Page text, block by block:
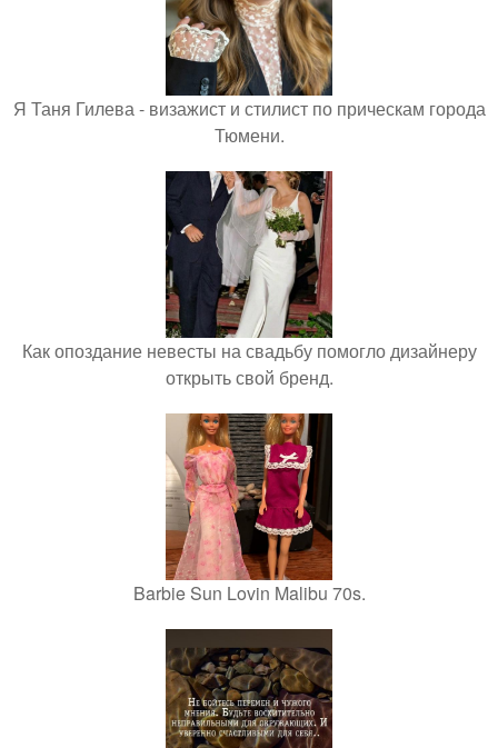
Я Таня Гилева - визажист и стилист по прическам города
Тюмени.
Как опоздание невесты на свадьбу помогло дизайнеру
открыть свой бренд.
Barbie Sun Lovin Malibu 70s.